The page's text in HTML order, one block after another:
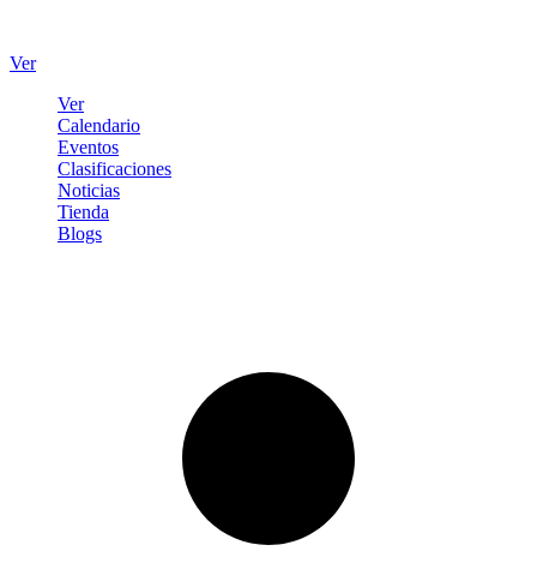
Ver
Ver
Calendario
Eventos
Clasificaciones
Noticias
Tienda
Blogs